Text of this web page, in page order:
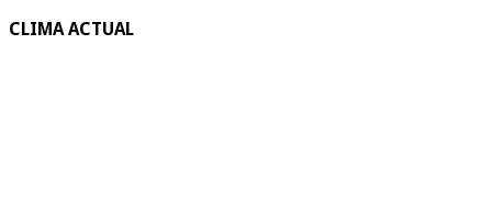
CLIMA ACTUAL